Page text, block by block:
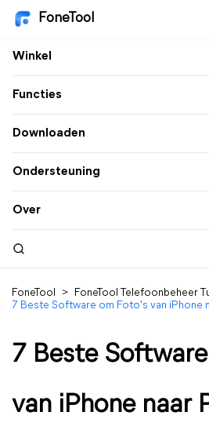
FoneTool
Winkel
Functies
Downloaden
Ondersteuning
Over
FoneTool > FoneTool Telefoonbeheer
7 Beste Software om Foto's van iPhone
7 Beste
van iPhone naar